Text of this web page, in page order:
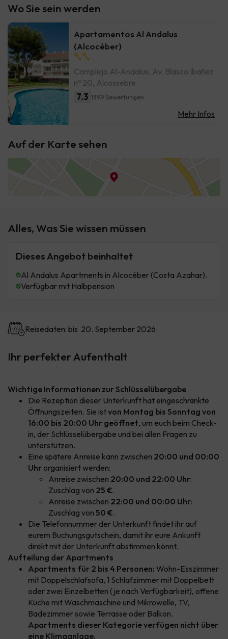
Wo Sie sein werden
Apartamentos Al Andalus
(Alcocéber)
Complejo Al-Andalus, Av. Blasco Ibañez
nº 20, Alcossebre
7.3 1399 Bewertungen
Mehr Infos
Auf der Karte sehen
Alles, Was Sie wissen müssen
Dieses Angebot beinhaltet
Al Andalus Apartments in Alcocéber (Costa Azahar).
Verfügbar mit Halbpension
Reisedaten: bis 20. September 2026.
Ihr perfekter Aufenthalt
Wichtige Informationen zur Schlüsselübergabe
Die Rezeption dieser Unterkunft hat eingeschränkte
Öffnungszeiten. Sie istvon Montag bis Sonntag von
16:00 bis 20:00 Uhr geöffnet, um euch beim Check-
in, der Schlüsselübergabe und bei allen Fragen zu
unterstützen.
Eine spätere Anreise kann zwischen 20:00 und 00:00
Uhr organisiert werden:
Anreise zwischen 20:00 und 22:00 Uhr:
Zuschlag von 25 €.
Anreise zwischen 22:00 und 00:00 Uhr:
Zuschlag von 50 €.
Die Telefonnummer der Unterkunft findet ihr auf
eurem Buchungsgutschein, damit ihr eure Ankunft
direkt mit der Unterkunft abstimmen könnt.
Aufteilung der Apartments
Apartments für 2 bis 4 Personen: Wohn-Esszimmer
mit Doppelschlafsofa, 1 Schlafzimmer mit Doppelbett
oder zwei Einzelbetten (je nach Verfügbarkeit), offene
Küche mit Waschmaschine und Mikrowelle, TV,
Badezimmer sowie Terrasse oder Balkon.
Apartments dieser Kategorie verfügen nicht über
eine Klimaanlage.